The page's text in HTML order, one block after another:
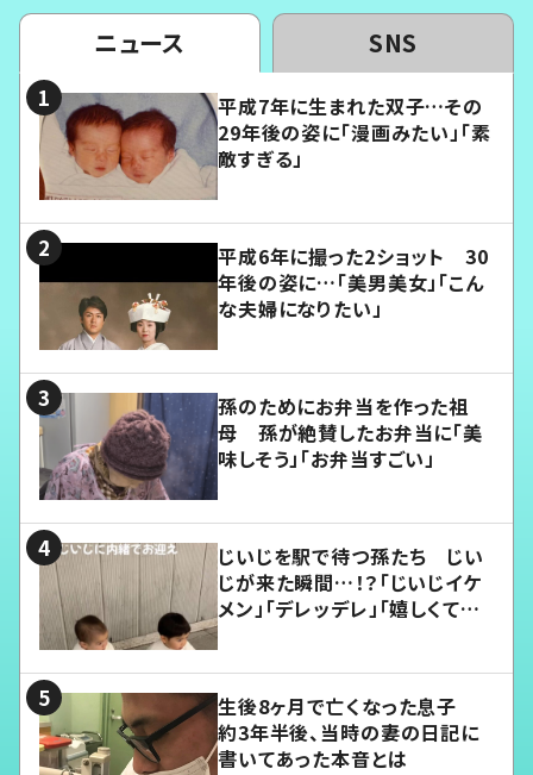
ニュース SNS
平成7年に生まれた双子…その
29年後の姿に「漫画みたい」「素
敵すぎる」
平成6年に撮った2ショット 30
年後の姿に…「美男美女」「こん
な夫婦になりたい」
孫のためにお弁当を作った祖
母 孫が絶賛したお弁当に「美
味しそう」「お弁当すごい」
じいじを駅で待つ孫たち じい
じが来た瞬間…！？「じいじイケ
メン」「デレッデレ」「嬉しくて可
生後8ヶ月で亡くなった息子
約3年半後、当時の妻の日記に
書いてあった本音とは